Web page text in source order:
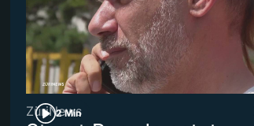
2 Min
ZüriNews